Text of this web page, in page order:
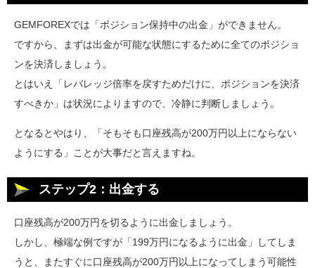
GEMFOREXでは「ポジション保持中の出金」ができません。
ですから、まずは出金が可能な状態にするために全てのポジショ
ンを決済しましょう。
とはいえ「レバレッジ倍率を戻すためだけに、ポジションを決済
すべきか」は状況によりますので、冷静に判断しましょう。
となるとやはり、「そもそも口座残高が200万円以上にならない
ようにする」ことが大事だと言えますね。
ステップ2：出金する
口座残高が200万円を切るように出金しましょう。
しかし、極端な例ですが「199万円になるように出金」してしま
うと、またすぐに口座残高が200万円以上になってしまう可能性